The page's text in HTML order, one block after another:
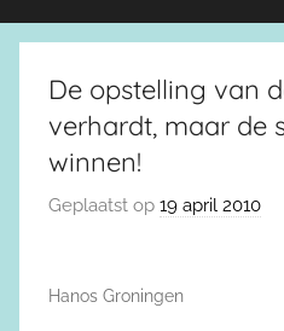
De opstelling van
verhardt, maar de
winnen!
Geplaatst op 19 april 2010
Hanos Groningen